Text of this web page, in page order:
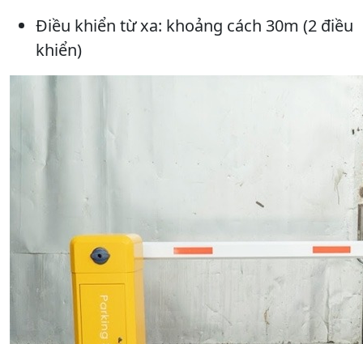
Điều khiển từ xa: khoảng cách 30m (2 điều
khiển)